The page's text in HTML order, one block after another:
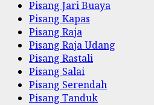
Pisang Jari Buaya
Pisang Kapas
Pisang Raja
Pisang Raja Udang
Pisang Rastali
Pisang Salai
Pisang Serendah
Pisang Tanduk